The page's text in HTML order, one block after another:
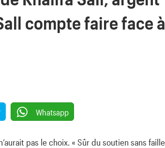
compte faire face à
Whatsapp
pas le choix. « Sûr du soutien sans faille